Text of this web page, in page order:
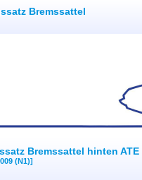
Bremssattel
Bremssattel hinten ATE
(N1)]